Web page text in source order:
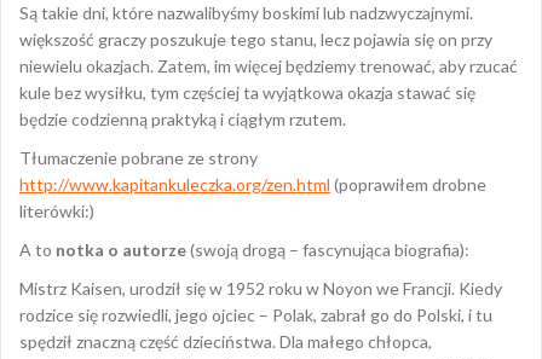
Są takie dni, które nazwalibyśmy boskimi lub nadzwyczajnymi.
większość graczy poszukuje tego stanu, lecz pojawia się on przy
niewielu okazjach. Zatem, im więcej będziemy trenować, aby rzucać
kule bez wysiłku, tym częściej ta wyjątkowa okazja stawać się
będzie codzienną praktyką i ciągłym rzutem.
Tłumaczenie pobrane ze strony
http://www.kapitankuleczka.org/zen.html (poprawiłem drobne
literówki:)
A to notka o autorze(swoją drogą – fascynująca biografia):
Mistrz Kaisen, urodził się w 1952 roku w Noyon we Francji. Kiedy
rodzice się rozwiedli, jego ojciec – Polak, zabrał go do Polski, i tu
spędził znaczną część dzieciństwa. Dla małego chłopca,